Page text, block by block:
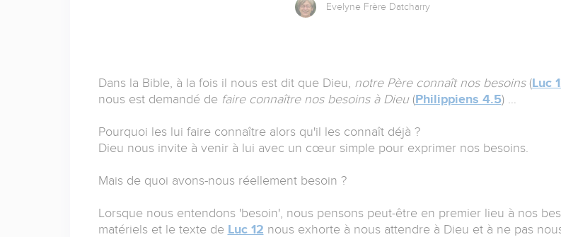
Evelyne Frère Datcharry
Dans la Bible, à la fois il nous est dit que Dieu, notre Père connaît nos besoins (Luc
nous est demandé de faire connaître nos besoins à Dieu (Philippiens 4.5) …
Pourquoi les lui faire connaître alors qu'il les connaît déjà ?
Dieu nous invite à venir à lui avec un cœur simple pour exprimer nos besoins.
Mais de quoi avons-nous réellement besoin ?
Lorsque nous entendons 'besoin', nous pensons peut-être en premier lieu à nos
matériels et le texte de Luc 12 nous exhorte à nous attendre à Dieu et à ne pas